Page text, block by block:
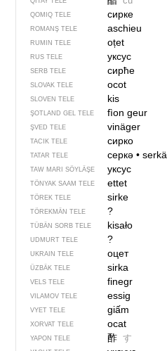
QOMIQ TELE сирке
ROMANŞ TELE aschieu
RUMIN TELE oțet
RUS TELE уксус
SERB TELE сирће
SLOVAK TELE ocot
SLOVEN TELE kis
ŞOTLAND GEL TELE fìon geur
ŞVED TELE vinäger
TACIK TELE сирко
TATAR TELE серкә• serkä
TAW MARI SÖYLÄŞE уксус
TÖNYAK SAAM TELE ettet
TÖREK TELE sirke
TÖREKMÄN TELE ?
TÜBÄN SORB TELE kisało
UDMURT TELE ?
UKRAIN TELE оцет
ÜZBÄK TELE sirka
VELS TELE finegr
VILAMOV TELE essig
VYET TELE giấm
XORVAT TELE ocat
YAPON TELE 酢 す